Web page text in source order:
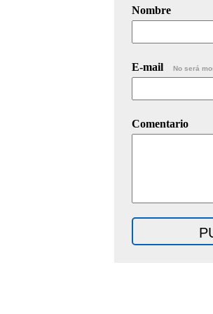
Nombre
E-mail No será
Comentario